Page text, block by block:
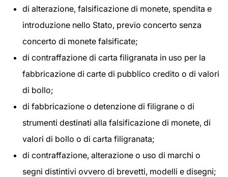
di alterazione, falsificazione di monete, spendita e
introduzione nello Stato, previo concerto senza
concerto di monete falsificate;
di contraffazione di carta filigranata in uso per la
fabbricazione di carte di pubblico credito o di valori
di bollo;
di fabbricazione o detenzione di filigrane o di
strumenti destinati alla falsificazione di monete, di
valori di bollo o di carta filigranata;
di contraffazione, alterazione o uso di marchi o
segni distintivi ovvero di brevetti, modelli e disegni;